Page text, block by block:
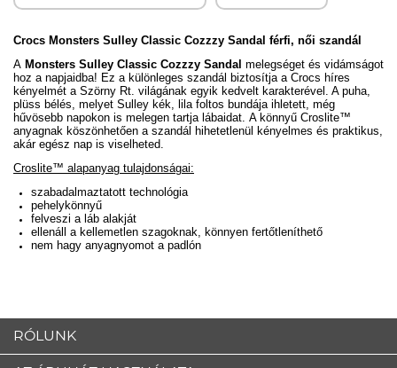
Crocs Monsters Sulley Classic Cozzzy Sandal férfi, női szandál
A Monsters Sulley Classic Cozzzy Sandal melegséget és vidámságot
hoz a napjaidba! Ez a különleges szandál biztosítja a Crocs híres
kényelmét a Szörny Rt. világának egyik kedvelt karakterével. A puha,
plüss bélés, melyet Sulley kék, lila foltos bundája ihletett, még
hűvösebb napokon is melegen tartja lábaidat. A könnyű Croslite™
anyagnak köszönhetően a szandál hihetetlenül kényelmes és praktikus,
akár egész nap is viselheted.
Croslite™ alapanyag tulajdonságai:
szabadalmaztatott technológia
pehelykönnyű
felveszi a láb alakját
ellenáll a kellemetlen szagoknak, könnyen fertőtleníthető
nem hagy anyagnyomot a padlón
RÓLUNK